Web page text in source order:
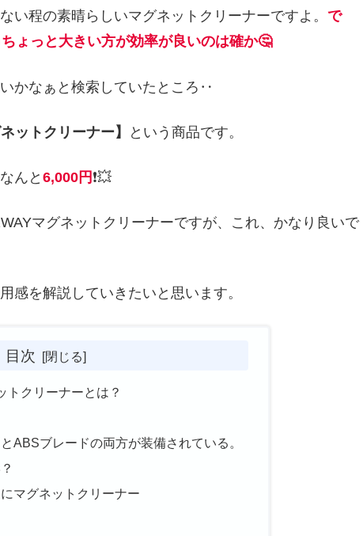
い程の素晴らしいマグネットクリーナーですよ。 で
ょっと大きい方が効率が良いのは確か🤔
かなぁと検索していたところ‥
ットクリーナー】 という商品です。
んと 6,000円 ❗💥
マグネットクリーナーですが、これ、かなり良いで
感を解説していきたいと思います。
目次
トクリーナーとは？
ABSブレードの両方が装備されている。
マグネットクリーナー